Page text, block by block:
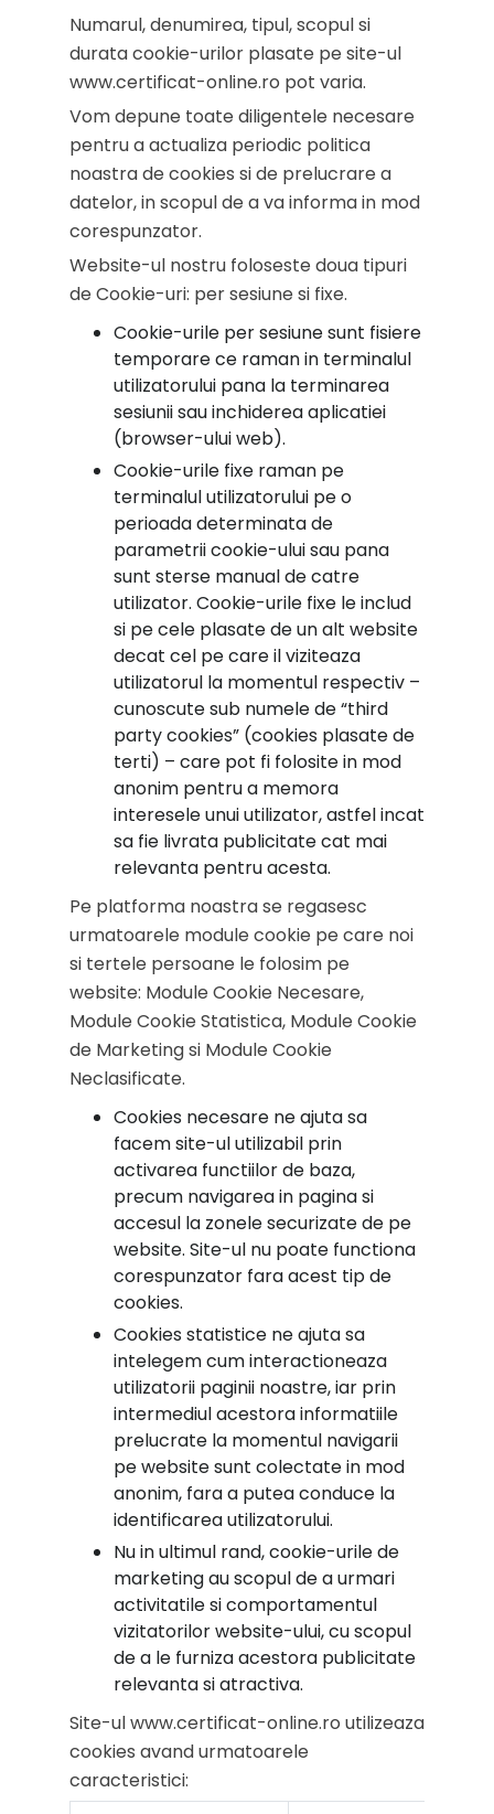
Numarul, denumirea, tipul, scopul si
durata cookie-urilor plasate pe site-ul
www.certificat-online.ro pot varia.
Vom depune toate diligentele necesare
pentru a actualiza periodic politica
noastra de cookies si de prelucrare a
datelor, in scopul de a va informa in mod
corespunzator.
Website-ul nostru foloseste doua tipuri
de Cookie-uri: per sesiune si fixe.
Cookie-urile per sesiune sunt fisiere
temporare ce raman in terminalul
utilizatorului pana la terminarea
sesiunii sau inchiderea aplicatiei
(browser-ului web).
Cookie-urile fixe raman pe
terminalul utilizatorului pe o
perioada determinata de
parametrii cookie-ului sau pana
sunt sterse manual de catre
utilizator. Cookie-urile fixe le includ
si pe cele plasate de un alt website
decat cel pe care il viziteaza
utilizatorul la momentul respectiv –
cunoscute sub numele de “third
party cookies” (cookies plasate de
terti) – care pot fi folosite in mod
anonim pentru a memora
interesele unui utilizator, astfel incat
sa fie livrata publicitate cat mai
relevanta pentru acesta.
Pe platforma noastra se regasesc
urmatoarele module cookie pe care noi
si tertele persoane le folosim pe
website: Module Cookie Necesare,
Module Cookie Statistica, Module Cookie
de Marketing si Module Cookie
Neclasificate.
Cookies necesare ne ajuta sa
facem site-ul utilizabil prin
activarea functiilor de baza,
precum navigarea in pagina si
accesul la zonele securizate de pe
website. Site-ul nu poate functiona
corespunzator fara acest tip de
cookies.
Cookies statistice ne ajuta sa
intelegem cum interactioneaza
utilizatorii paginii noastre, iar prin
intermediul acestora informatiile
prelucrate la momentul navigarii
pe website sunt colectate in mod
anonim, fara a putea conduce la
identificarea utilizatorului.
Nu in ultimul rand, cookie-urile de
marketing au scopul de a urmari
activitatile si comportamentul
vizitatorilor website-ului, cu scopul
de a le furniza acestora publicitate
relevanta si atractiva.
Site-ul www.certificat-online.ro utilizeaza
cookies avand urmatoarele
caracteristici: